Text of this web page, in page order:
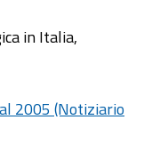
in Italia,
2005 (Notiziario